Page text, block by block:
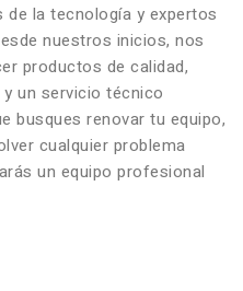
la tecnología y expertos
nuestros inicios, nos
productos de calidad,
un servicio técnico
busques renovar tu equipo,
cualquier problema
un equipo profesional